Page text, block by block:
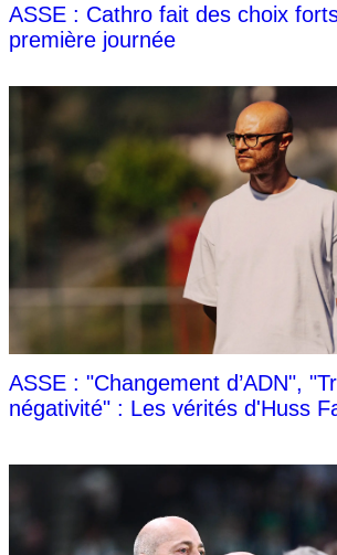
ASSE : Cathro fait des choix
première journée
ASSE : "Changement d’ADN",
négativité" : Les vérités d'Huss